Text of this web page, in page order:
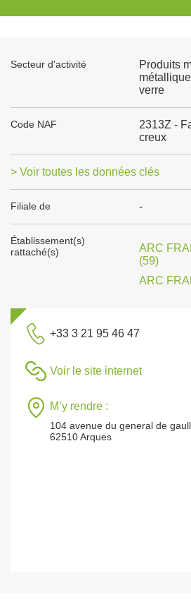
Secteur d'activité
Produits
verre
Code NAF
2313Z -
creux
> Voir toutes les données clés
Filiale de -
Établissement(s)
rattaché(s)
ARC
(59)
ARC
+33 3 21 95 46 47
Voir le site internet
M’y rendre :
104 avenue du general de
62510 Arques